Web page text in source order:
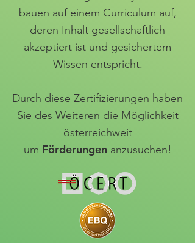
bauen auf einem Curriculum auf,
deren Inhalt gesellschaftlich
akzeptiert ist und gesichertem
Wissen entspricht.
Durch diese Zertifizierungen haben
Sie des Weiteren die Möglichkeit
österreichweit
um Förderungen anzusuchen!